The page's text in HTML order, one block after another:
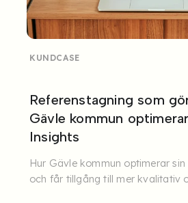
KUNDCASE
Referenstagning som
Gävle kommun
Insights
Hur Gävle kommun optimerar
och får tillgång till mer kvalitativ